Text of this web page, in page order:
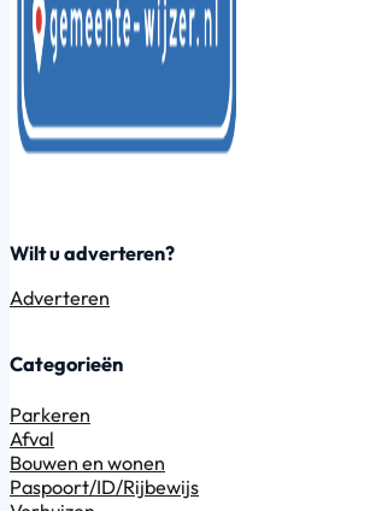
Wilt u adverteren?
Adverteren
Categorieën
Parkeren
Afval
Bouwen en wonen
Paspoort/ID/Rijbewijs